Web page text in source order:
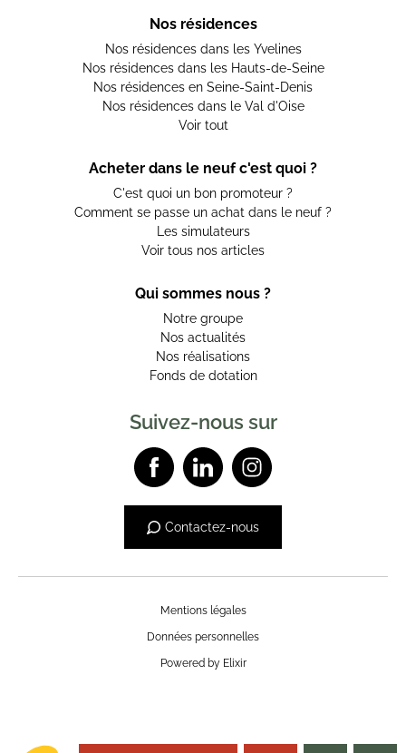
Nos résidences
Nos résidences dans les Yvelines
Nos résidences dans les Hauts-de-Seine
Nos résidences en Seine-Saint-Denis
Nos résidences dans le Val d'Oise
Voir tout
Acheter dans le neuf c'est quoi ?
C'est quoi un bon promoteur ?
Comment se passe un achat dans le neuf ?
Les simulateurs
Voir tous nos articles
Qui sommes nous ?
Notre groupe
Nos actualités
Nos réalisations
Fonds de dotation
Suivez-nous sur
Contactez-nous
Mentions légales
Données personnelles
Powered by Elixir